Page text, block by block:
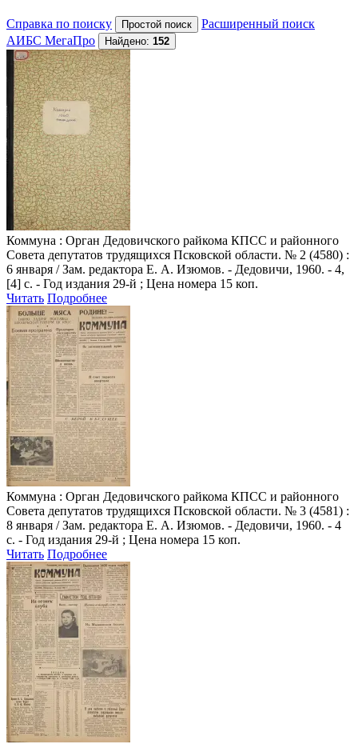
Справка по поиску
Расширенный поиск
АИБС МегаПро
Найдено: 152
Коммуна : Орган Дедовичского райкома КПСС и районного
Совета депутатов трудящихся Псковской области. № 2 (4580) :
6 января / Зам. редактора Е. А. Изюмов. - Дедовичи, 1960. - 4,
[4] с. - Год издания 29-й ; Цена номера 15 коп.
Читать Подробнее
Коммуна : Орган Дедовичского райкома КПСС и районного
Совета депутатов трудящихся Псковской области. № 3 (4581) :
8 января / Зам. редактора Е. А. Изюмов. - Дедовичи, 1960. - 4
с. - Год издания 29-й ; Цена номера 15 коп.
Читать Подробнее